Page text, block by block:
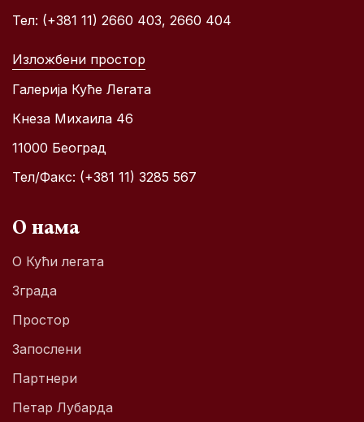
Тел: (+381 11) 2660 403, 2660 404
Изложбени простор
Галерија Куће Легата
Кнеза Михаила 46
11000 Београд
Тел/Факс: (+381 11) 3285 567
О нама
О Кући легата
Зграда
Простор
Запослени
Партнери
Петар Лубарда